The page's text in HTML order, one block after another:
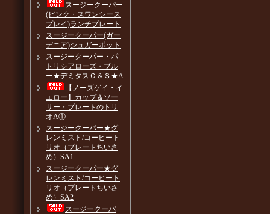
スージークーパー
(ピンク・スワンシース
プレイ)ランチプレート
スージークーパー(ガー
デニア)シュガーポット
スージークーパー・パ
トリシアローズ・ブル
ー★デミタスＣ＆Ｓ★A
【ノーズゲイ・イ
エロー】カップ＆ソー
サー・プレートのトリ
オA①
スージークーパー★グ
レンミスト/コーヒート
リオ（プレートちいさ
め）SA1
スージークーパー★グ
レンミスト/コーヒート
リオ（プレートちいさ
め）SA2
スージークーパ